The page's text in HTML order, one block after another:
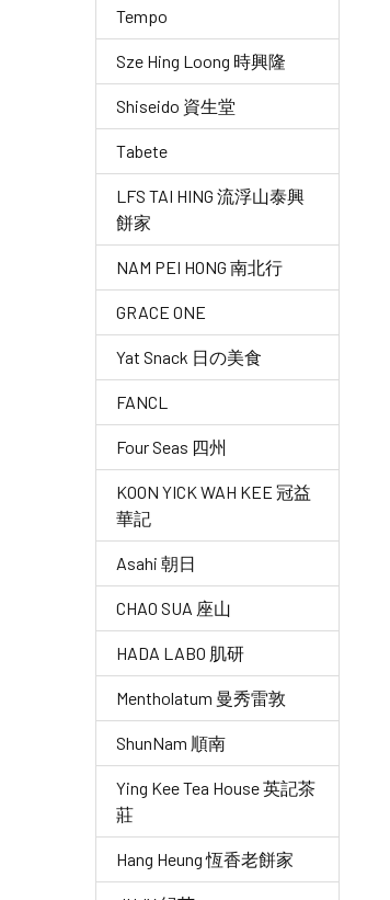
Tempo
Sze Hing Loong 時興隆
Shiseido 資生堂
Tabete
LFS TAI HING 流浮山泰興
餅家
NAM PEI HONG 南北行
GRACE ONE
Yat Snack 日の美食
FANCL
Four Seas 四州
KOON YICK WAH KEE 冠益
華記
Asahi 朝日
CHAO SUA 座山
HADA LABO 肌研
Mentholatum 曼秀雷敦
ShunNam 順南
Ying Kee Tea House 英記茶
莊
Hang Heung 恆香老餅家